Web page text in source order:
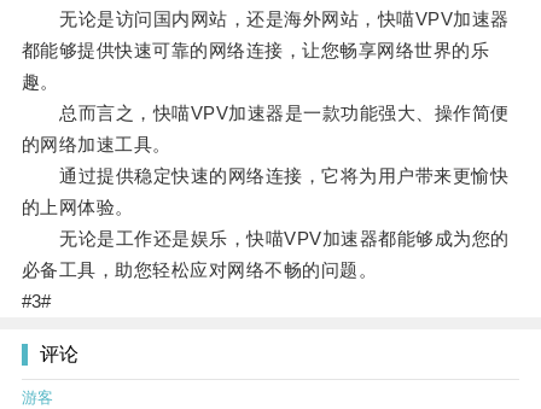
无论是访问国内网站，还是海外网站，快喵VPV加速器
都能够提供快速可靠的网络连接，让您畅享网络世界的乐
趣。
总而言之，快喵VPV加速器是一款功能强大、操作简便
的网络加速工具。
通过提供稳定快速的网络连接，它将为用户带来更愉快
的上网体验。
无论是工作还是娱乐，快喵VPV加速器都能够成为您的
必备工具，助您轻松应对网络不畅的问题。
#3#
评论
游客